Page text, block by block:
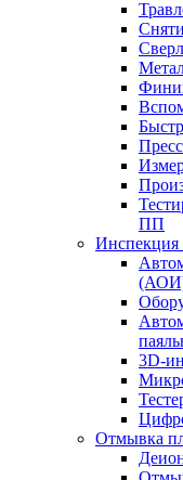
ПП
Инспекция
3D-
Отмывка